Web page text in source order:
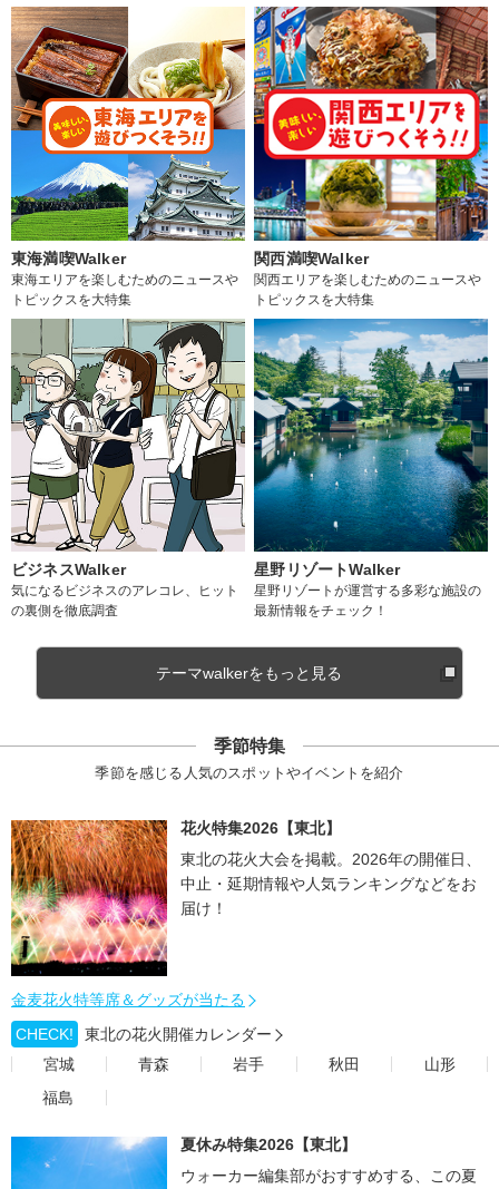
東海満喫Walker
東海エリアを楽しむためのニュースや
トピックスを大特集
関西満喫Walker
関西エリアを楽しむためのニュースや
トピックスを大特集
ビジネスWalker
気になるビジネスのアレコレ、ヒット
の裏側を徹底調査
星野リゾートWalker
星野リゾートが運営する多彩な施設の
最新情報をチェック！
テーマwalkerをもっと見る
季節特集
季節を感じる人気のスポットやイベントを紹介
花火特集2026【東北】
東北の花火大会を掲載。2026年の開催日、
中止・延期情報や人気ランキングなどをお
届け！
金麦花火特等席＆グッズが当たる
CHECK!
東北の花火開催カレンダー
宮城
青森 岩手 秋田
山形
福島
夏休み特集2026【東北】
ウォーカー編集部がおすすめする、この夏